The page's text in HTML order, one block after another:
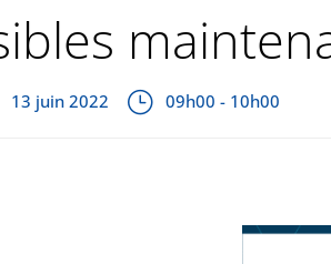
13 juin 2022 09h00 - 10h00